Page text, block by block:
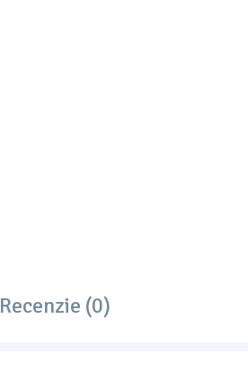
Recenzie (0)